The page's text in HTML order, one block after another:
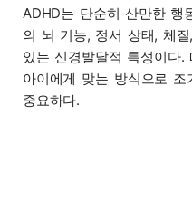
ADHD는 단순히 산만한 행
의 뇌 기능, 정서 상태, 체
있는 신경발달적 특성이다
아이에게 맞는 방식으로
중요하다.